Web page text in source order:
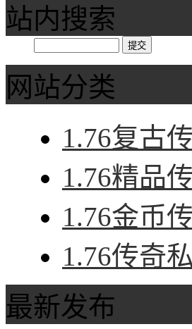
站内搜索
网站分类
1.76复古
1.76精品
1.76金币
1.76传奇
最新发布